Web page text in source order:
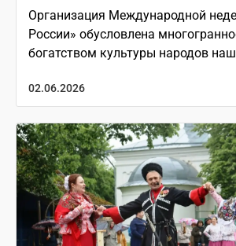
Организация Международной
России» обусловлена
богатством культуры народов
02.06.2026